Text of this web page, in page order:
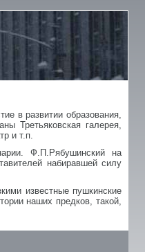
в развитии образования,
Третьяковская галерея,
и т.п.
Ф.П.Рябушинский на
набиравшей силу
известные пушкинские
наших предков, такой,